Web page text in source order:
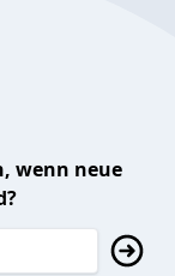
wenn neue